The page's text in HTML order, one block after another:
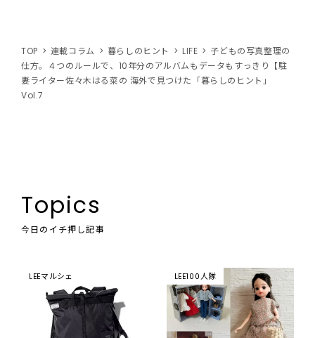
TOP 連載コラム 暮らしのヒント LIFE
子どもの写真整理の
仕方。４つのルールで、10年分のアルバムもデータもすっきり【駐
妻ライター佐々木はる菜の 海外で見つけた「暮らしのヒント」
Vol.7
Topics
今日のイチ押し記事
LEEマルシェ LEE100人隊